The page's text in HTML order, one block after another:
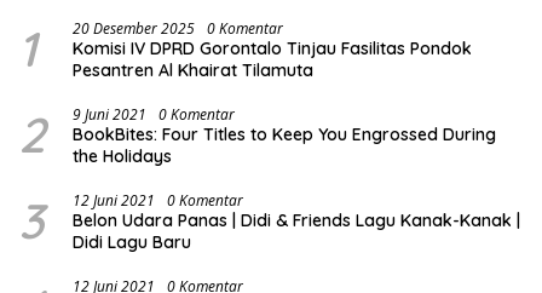
1 20 Desember 2025 0 Komentar
Komisi IV DPRD Gorontalo Tinjau Fasilitas Pondok
Pesantren Al Khairat Tilamuta
2 9 Juni 2021 0 Komentar
BookBites: Four Titles to Keep You Engrossed During
the Holidays
3 12 Juni 2021 0 Komentar
Belon Udara Panas | Didi & Friends Lagu Kanak-Kanak |
Didi Lagu Baru
12 Juni 2021 0 Komentar